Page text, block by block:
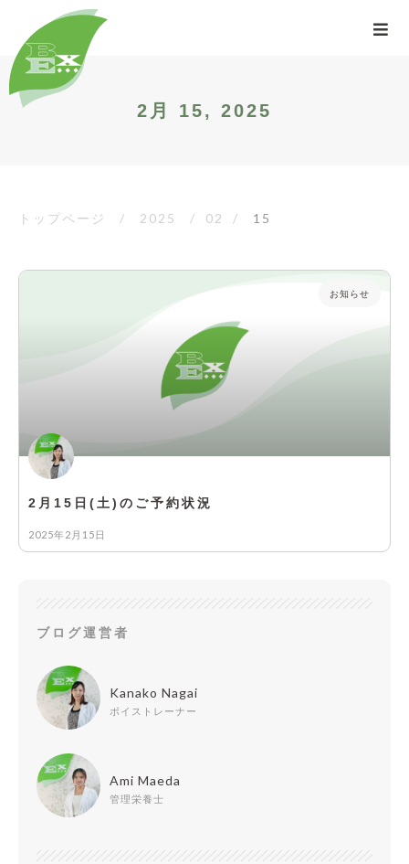
2月 15, 2025
トップページ / 2025 / 02 / 15
お知らせ
2月15日(土)のご予約状況
2025年2月15日
ブログ運営者
Kanako Nagai
ボイストレーナー
Ami Maeda
管理栄養士